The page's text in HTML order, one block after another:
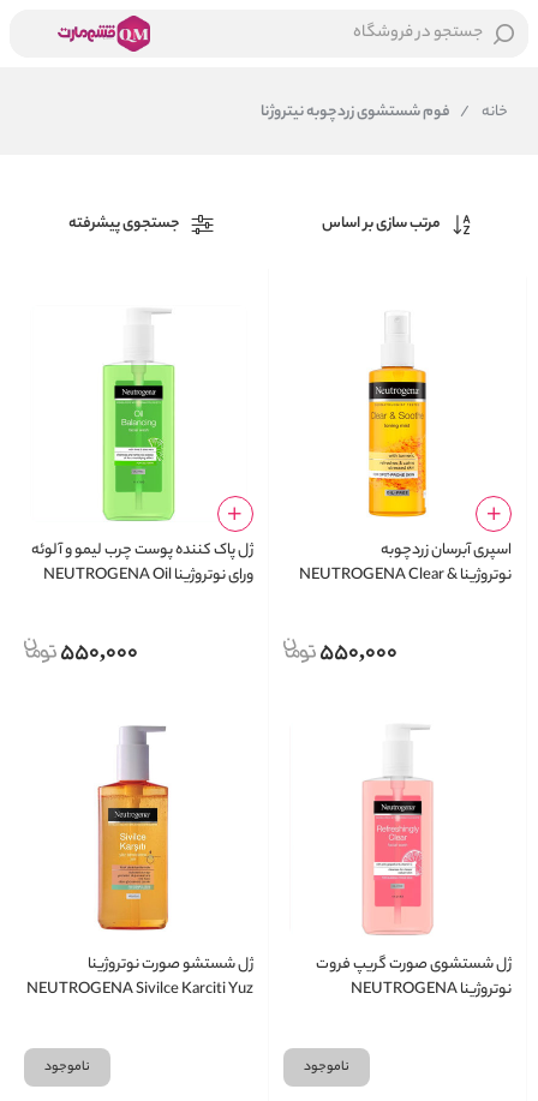
جستجو در فروشگاه
خانه / فوم شستشوی زردچوبه نیتروژنا
مرتب سازی بر اساس جستجوی پیشرفته
اسپری آبرسان زردچوبه
نوتروژینا NEUTROGENA Clear &
550,000
ژل پاک کننده پوست چرب لیمو و آلوئه
ورای نوتروژینا NEUTROGENA Oil
550,000
ژل شستشوی صورت گریپ فروت
نوتروژینا NEUTROGENA
ناموجود
ژل شستشو صورت نوتروژینا
NEUTROGENA Sivilce Karciti Yuz
ناموجود